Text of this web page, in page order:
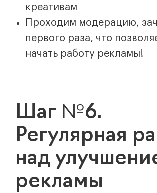
креативам
Проходим модерацию,
первого раза, что
начать работу рекламы!
Шаг №6.
Регулярная
над
рекламы